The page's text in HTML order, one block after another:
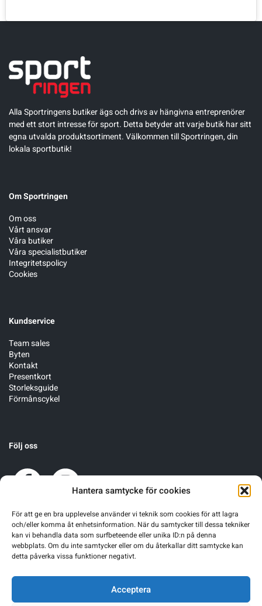
Hantera samtycke för cookies
För att ge en bra upplevelse använder vi teknik som cookies för att lagra
och/eller komma åt enhetsinformation. När du samtycker till dessa tekniker
kan vi behandla data som surfbeteende eller unika ID:n på denna
webbplats. Om du inte samtycker eller om du återkallar ditt samtycke kan
detta påverka vissa funktioner negativt.
Acceptera
Alla Sportringens butiker ägs och drivs av hängivna entreprenörer
med ett stort intresse för sport. Detta betyder att varje butik har sitt
egna utvalda produktsortiment. Välkommen till Sportringen, din
lokala sportbutik!
Om Sportringen
Om oss
Vårt ansvar
Våra butiker
Våra specialistbutiker
Integritetspolicy
Cookies
Kundservice
Team sales
Byten
Kontakt
Presentkort
Storleksguide
Förmånscykel
Följ oss